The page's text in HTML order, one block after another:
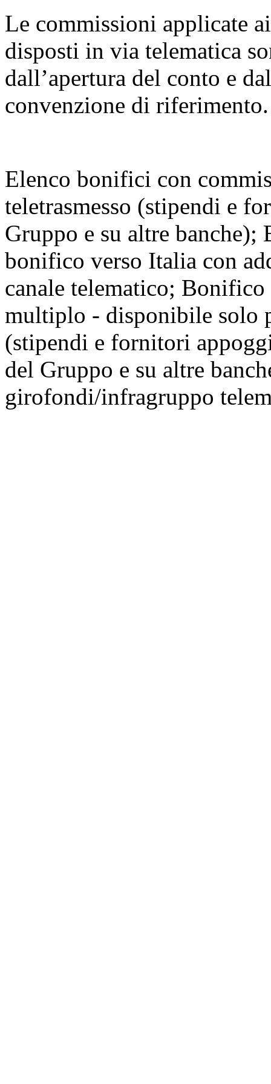
Le commissioni applicate
disposti in via telematica
dall’apertura del conto e
convenzione di riferimento.
Elenco bonifici con
teletrasmesso (stipendi e
Gruppo e su altre
bonifico verso Italia con
canale telematico;
multiplo - disponibile solo
(stipendi e fornitori
del Gruppo e su altre
girofondi/infragruppo